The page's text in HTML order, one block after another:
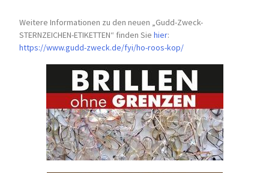
Weitere Informationen zu den neuen „Gudd-Zweck-
STERNZEICHEN-ETIKETTEN“ finden Siehier:
https://www.gudd-zweck.de/fyi/ho-roos-kop/